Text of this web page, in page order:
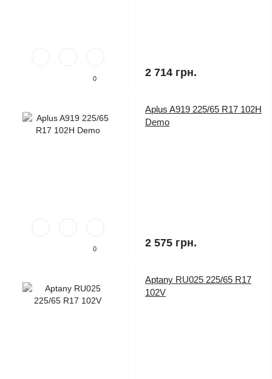
0 2 714 грн.
0
Aplus A919 225/65 R17 102H
Demo
2 575 грн.
Aptany RU025 225/65 R17
102V